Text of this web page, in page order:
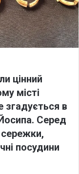
цінний
місті
згадується в
Серед
сережки,
посудини